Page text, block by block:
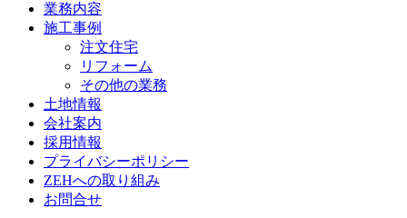
業務内容
施工事例
注文住宅
リフォーム
その他の業務
土地情報
会社案内
採用情報
プライバシーポリシー
ZEHへの取り組み
お問合せ